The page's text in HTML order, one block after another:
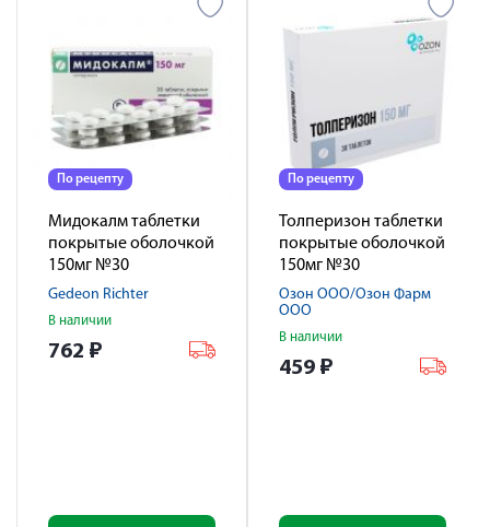
По рецепту
Мидокалм таблетки
покрытые оболочкой
150мг №30
Gedeon Richter
В наличии
762 ₽
По рецепту
Толперизон таблетки
покрытые оболочкой
150мг №30
Озон ООО/Озон Фарм
ООО
В наличии
459 ₽